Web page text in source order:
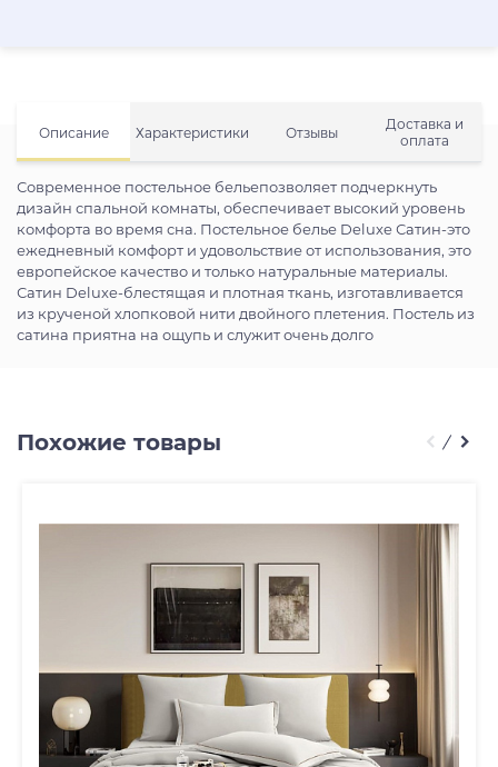
Описание Характеристики Отзывы
Доставка и
оплата
Современное постельное бельепозволяет подчеркнуть
дизайн спальной комнаты, обеспечивает высокий уровень
комфорта во время сна. Постельное белье Deluxe Сатин-это
ежедневный комфорт и удовольствие от использования, это
европейское качество и только натуральные материалы.
Сатин Deluxe-блестящая и плотная ткань, изготавливается
из крученой хлопковой нити двойного плетения. Постель из
сатина приятна на ощупь и служит очень долго
Похожие товары